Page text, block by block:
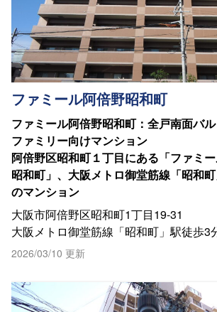
ファミール阿倍野昭和町
ファミール阿倍野昭和町：全戸南面バ
ファミリー向けマンション
阿倍野区昭和町１丁目にある「ファミ
昭和町」、大阪メトロ御堂筋線「昭和
のマンション
大阪市阿倍野区昭和町1丁目19-31
大阪メトロ御堂筋線「昭和町」駅徒歩3
2026/03/10 更新